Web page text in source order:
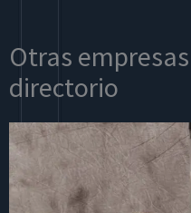
Otras
directorio